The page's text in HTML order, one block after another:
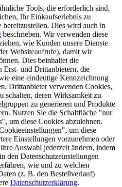
Tools, die erforderlich sind,
Ihr Einkaufserlebnis zu
bereitzustellen. Dies wird auch in
beschrieben. Wir verwenden diese
wie Kunden unsere Dienste
Websiteaufrufe), damit wir
Dies beinhaltet die
Erst- und Drittanbietern, die
eine eindeutige Kennzeichnung
Drittanbieter verwenden Cookies,
schalten, deren Wirksamkeit zu
zu generieren und Produkte
Nutzen Sie die Schaltfläche "nur
um diese Cookies abzulehnen.
um diese
Einstellungen vorzunehmen oder
Auswahl jederzeit ändern, indem
den Datenschutzeinstellungen
wie und zu welchen
(z. B. den Bestellverlauf)
Datenschutzerklärung.